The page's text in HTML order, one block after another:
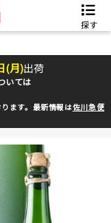
探す
(月)出荷
いては
ます。最新情報は佐川急便